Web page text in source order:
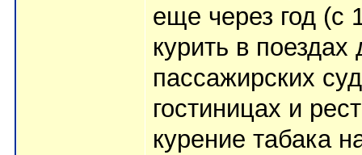
еще через год (с
курить в
пассажирских
гостиницах и
курение табака